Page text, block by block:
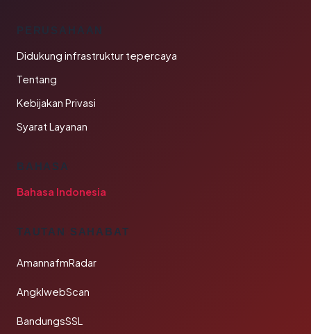
PERUSAHAAN
Didukung infrastruktur tepercaya
Tentang
Kebijakan Privasi
Syarat Layanan
BAHASA
Bahasa Indonesia
TAUTAN SAHABAT
AmannafmRadar
AngklwebScan
BandungsSSL